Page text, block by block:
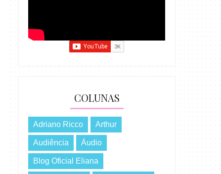
COLUNAS
Adriano Ricco Arthur
Audiência Áudio
Blog Oficial Eliana